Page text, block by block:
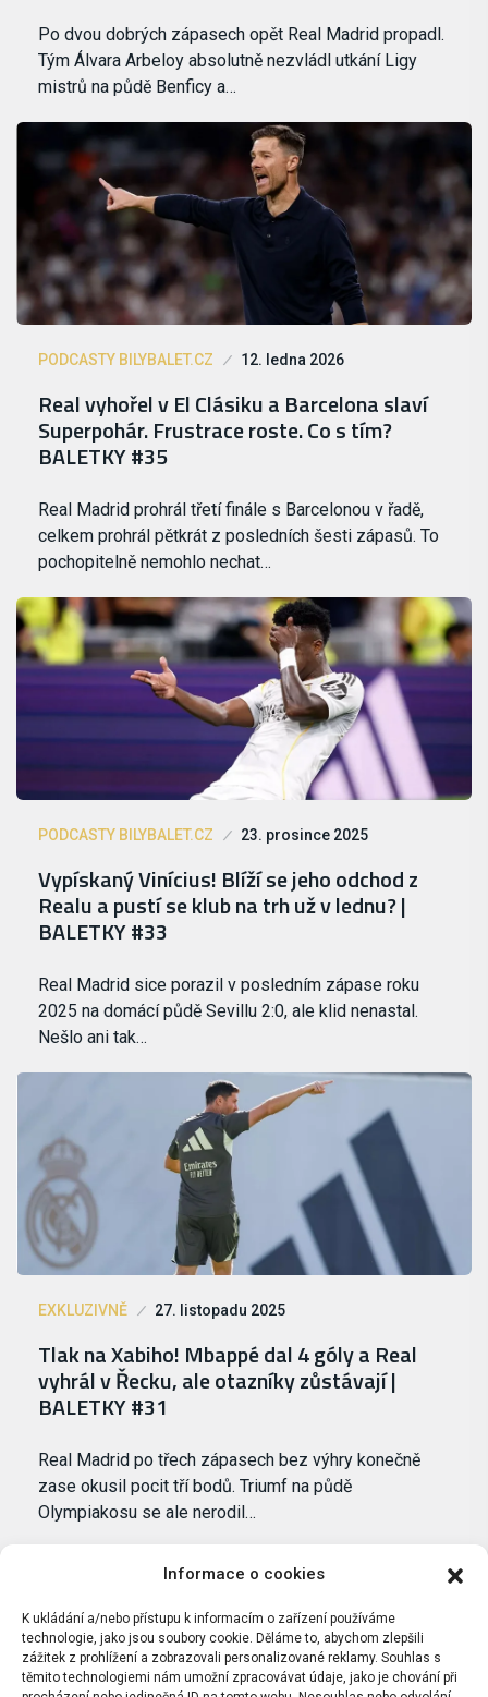
Informace o cookies
K ukládání a/nebo přístupu k informacím o zařízení používáme
technologie, jako jsou soubory cookie. Děláme to, abychom zlepšili
zážitek z prohlížení a zobrazovali personalizované reklamy. Souhlas s
těmito technologiemi nám umožní zpracovávat údaje, jako je chování při
Po dvou dobrých zápasech opět Real Madrid propadl.
Tým Álvara Arbeloy absolutně nezvládl utkání Ligy
mistrů na půdě Benficy a…
PODCASTY BILYBALET.CZ 12. ledna 2026
Real vyhořel v El Clásiku a Barcelona slaví
Superpohár. Frustrace roste. Co s tím?
BALETKY #35
Real Madrid prohrál třetí finále s Barcelonou v řadě,
celkem prohrál pětkrát z posledních šesti zápasů. To
pochopitelně nemohlo nechat…
PODCASTY BILYBALET.CZ 23. prosince 2025
Vypískaný Vinícius! Blíží se jeho odchod z
Realu a pustí se klub na trh už v lednu? |
BALETKY #33
Real Madrid sice porazil v posledním zápase roku
2025 na domácí půdě Sevillu 2:0, ale klid nenastal.
Nešlo ani tak…
EXKLUZIVNĚ 27. listopadu 2025
Tlak na Xabiho! Mbappé dal 4 góly a Real
vyhrál v Řecku, ale otazníky zůstávají |
BALETKY #31
Real Madrid po třech zápasech bez výhry konečně
zase okusil pocit tří bodů. Triumf na půdě
Olympiakosu se ale nerodil…